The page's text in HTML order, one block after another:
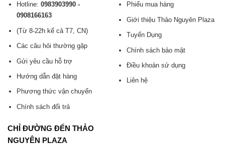
Hotline: 0983903990 -
0908166163
(Từ 8-22h kể cả T7, CN)
Các câu hỏi thường gặp
Gửi yêu cầu hỗ trợ
Hướng dẫn đặt hàng
Phương thức vận chuyển
Chính sách đổi trả
Phiếu mua hàng
Giới thiệu Thảo Nguyên Plaza
Tuyển Dụng
Chính sách bảo mật
Điều khoản sử dụng
Liên hệ
CHỈ ĐƯỜNG ĐẾN THẢO
NGUYÊN PLAZA